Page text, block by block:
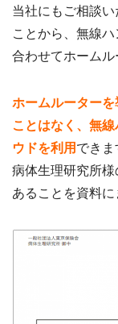
当社にもご相談
ことから、無線ハ
合わせてホームル
ホームルーター
ことはなく、無
ウドを利用 できま
病体生理研究所
あることを資料に